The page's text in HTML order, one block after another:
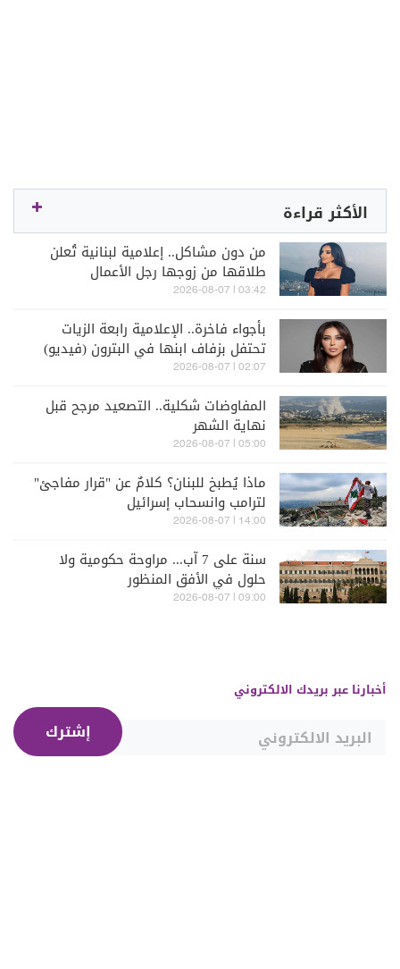
الأكثر قراءة
من دون مشاكل.. إعلامية لبنانية تُعلن
طلاقها من زوجها رجل الأعمال
03:42 | 2026-08-07
بأجواء فاخرة.. الإعلامية رابعة الزيات
تحتفل بزفاف ابنها في البترون (فيديو)
02:07 | 2026-08-07
المفاوضات شكلية.. التصعيد مرجح قبل
نهاية الشهر
05:00 | 2026-08-07
ماذا يُطبخ للبنان؟ كلامٌ عن "قرار مفاجئ"
لترامب وانسحاب إسرائيل
14:00 | 2026-08-07
سنة على 7 آب... مراوحة حكومية ولا
حلول في الأفق المنظور
09:00 | 2026-08-07
أخبارنا عبر بريدك الالكتروني
إشترك